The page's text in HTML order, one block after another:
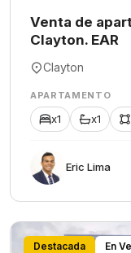
Venta de
Clayton. EAR
Clayton
APARTAMENTO
x1 x1
Eric Lima
Destacada En